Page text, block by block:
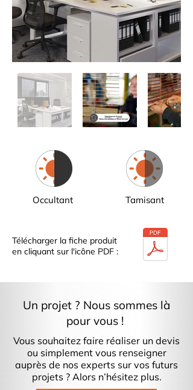
Occultant Tamisant
Télécharger la fiche produit
en cliquant sur l'icône PDF :
Un projet ? Nous sommes là
pour vous !
Vous souhaitez faire réaliser un devis
ou simplement vous renseigner
auprès de nos experts sur vos futurs
projets ? Alors n’hésitez plus.